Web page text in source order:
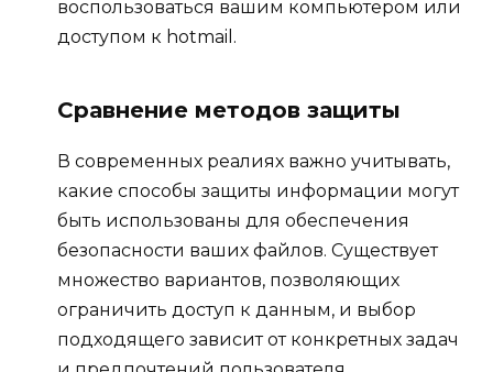
воспользоваться вашим компьютером или
доступом к hotmail.
Сравнение методов защиты
В современных реалиях важно учитывать,
какие способы защиты информации могут
быть использованы для обеспечения
безопасности ваших файлов. Существует
множество вариантов, позволяющих
ограничить доступ к данным, и выбор
подходящего зависит от конкретных задач